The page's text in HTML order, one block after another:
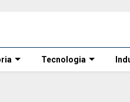
Tecnologia